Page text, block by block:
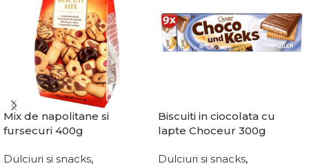
Mix de napolitane si
fursecuri 400g
Dulciuri si snacks,
Biscuiti in ciocolata cu
lapte Choceur 300g
Dulciuri si snacks,